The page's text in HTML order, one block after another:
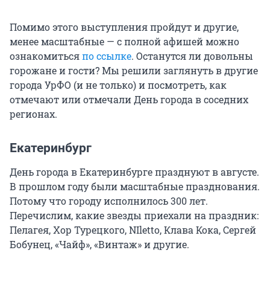
Помимо этого выступления пройдут и другие,
менее масштабные — с полной афишей можно
ознакомитьсяпо ссылке. Останутся ли довольны
горожане и гости? Мы решили заглянуть в другие
города УрФО (и не только) и посмотреть, как
отмечают или отмечали День города в соседних
регионах.
Екатеринбург
День города в Екатеринбурге празднуют в августе.
В прошлом году были масштабные празднования.
Потому что городу исполнилось 300 лет.
Перечислим, какие звезды приехали на праздник:
Пелагея, Хор Турецкого, NIletto, Клава Кока, Сергей
Бобунец, «Чайф», «Винтаж» и другие.